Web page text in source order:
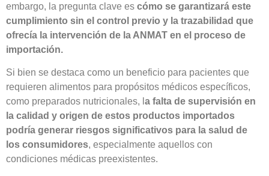
embargo, la pregunta clave es cómo se garantizará este
cumplimiento sin el control previo y la trazabilidad que
ofrecía la intervención de la ANMAT en el proceso de
importación.
Si bien se destaca como un beneficio para pacientes que
requieren alimentos para propósitos médicos específicos,
como preparados nutricionales, l a falta de supervisión en
la calidad y origen de estos productos importados
podría generar riesgos significativos para la salud de
los consumidores, especialmente aquellos con
condiciones médicas preexistentes.